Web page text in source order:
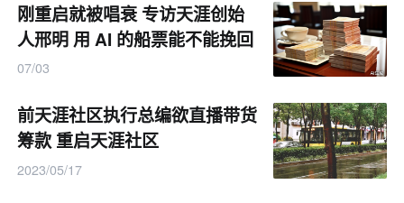
刚重启就被唱衰 专访天涯创始
人邢明 用 AI 的船票能不能挽回
一个时代的旧船
07/03
前天涯社区执行总编欲直播带货
筹款 重启天涯社区
2023/05/17